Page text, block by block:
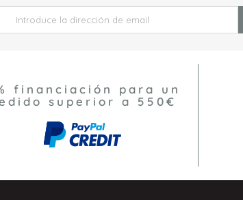
financiación para un
superior a 550€